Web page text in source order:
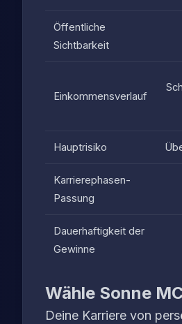
Öffentliche
Sichtbarkeit
Einkommensverlauf
Hauptrisiko
Karrierephasen-
Passung
Dauerhaftigkeit der
Gewinne
Wähle Sonne
Deine Karriere von